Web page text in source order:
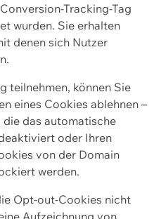
Tracking-Tag
wurden. Sie erhalten
denen sich Nutzer
teilnehmen, können Sie
eines Cookies ablehnen –
das automatische
oder Ihren
von der Domain
werden.
Opt-out-Cookies nicht